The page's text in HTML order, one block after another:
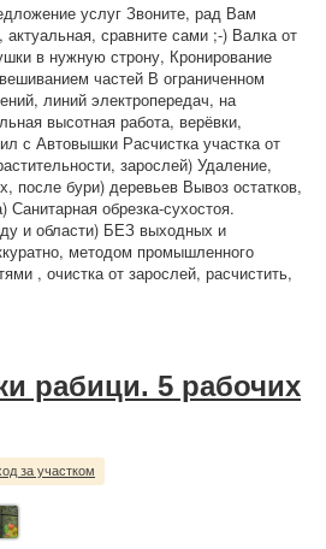
услуг Звоните, рад Вам
сравните сами ;-) Валка от
в нужную строну, Кронирование
частей В ограниченном
линий электропередач, на
высотная работа, верёвки,
с Автовышки Расчистка участка от
зарослей) Удаление,
после бури) деревьев Вывоз остатков,
Санитарная обрезка-сухостоя.
и области) БЕЗ выходных и
методом промышленного
, очистка от зарослей, расчистить,
рабици. 5 рабочих
за участком